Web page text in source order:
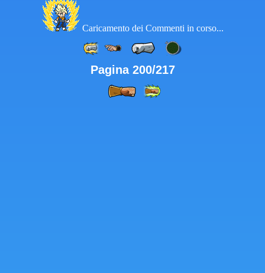
Caricamento dei Commenti in corso...
Pagina 200/217